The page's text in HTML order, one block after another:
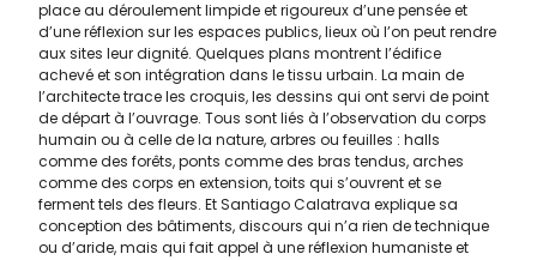
place au déroulement limpide et rigoureux d’une pensée et
d’une réflexion sur les espaces publics, lieux où l’on peut rendre
aux sites leur dignité. Quelques plans montrent l’édifice
achevé et son intégration dans le tissu urbain. La main de
l’architecte trace les croquis, les dessins qui ont servi de point
de départ à l’ouvrage. Tous sont liés à l’observation du corps
humain ou à celle de la nature, arbres ou feuilles : halls
comme des forêts, ponts comme des bras tendus, arches
comme des corps en extension, toits qui s’ouvrent et se
ferment tels des fleurs. Et Santiago Calatrava explique sa
conception des bâtiments, discours qui n’a rien de technique
ou d’aride, mais qui fait appel à une réflexion humaniste et